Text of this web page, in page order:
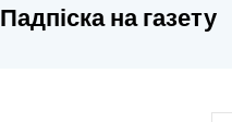
Падпіска на газету